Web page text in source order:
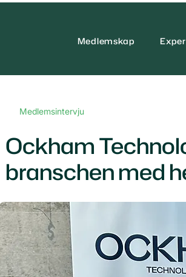
Medlemskap
Medlemsintervju
Ockham
branschen med